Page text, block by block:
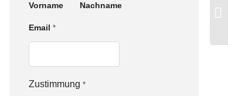
Vorname Nachname
E
Z
Email *
Zustimmung *